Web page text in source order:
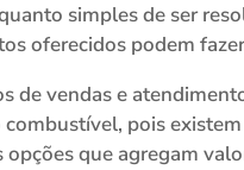
simples de ser
oferecidos podem
de vendas e
pois
que agregam